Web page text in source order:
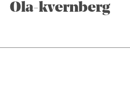
Ola-kvernberg